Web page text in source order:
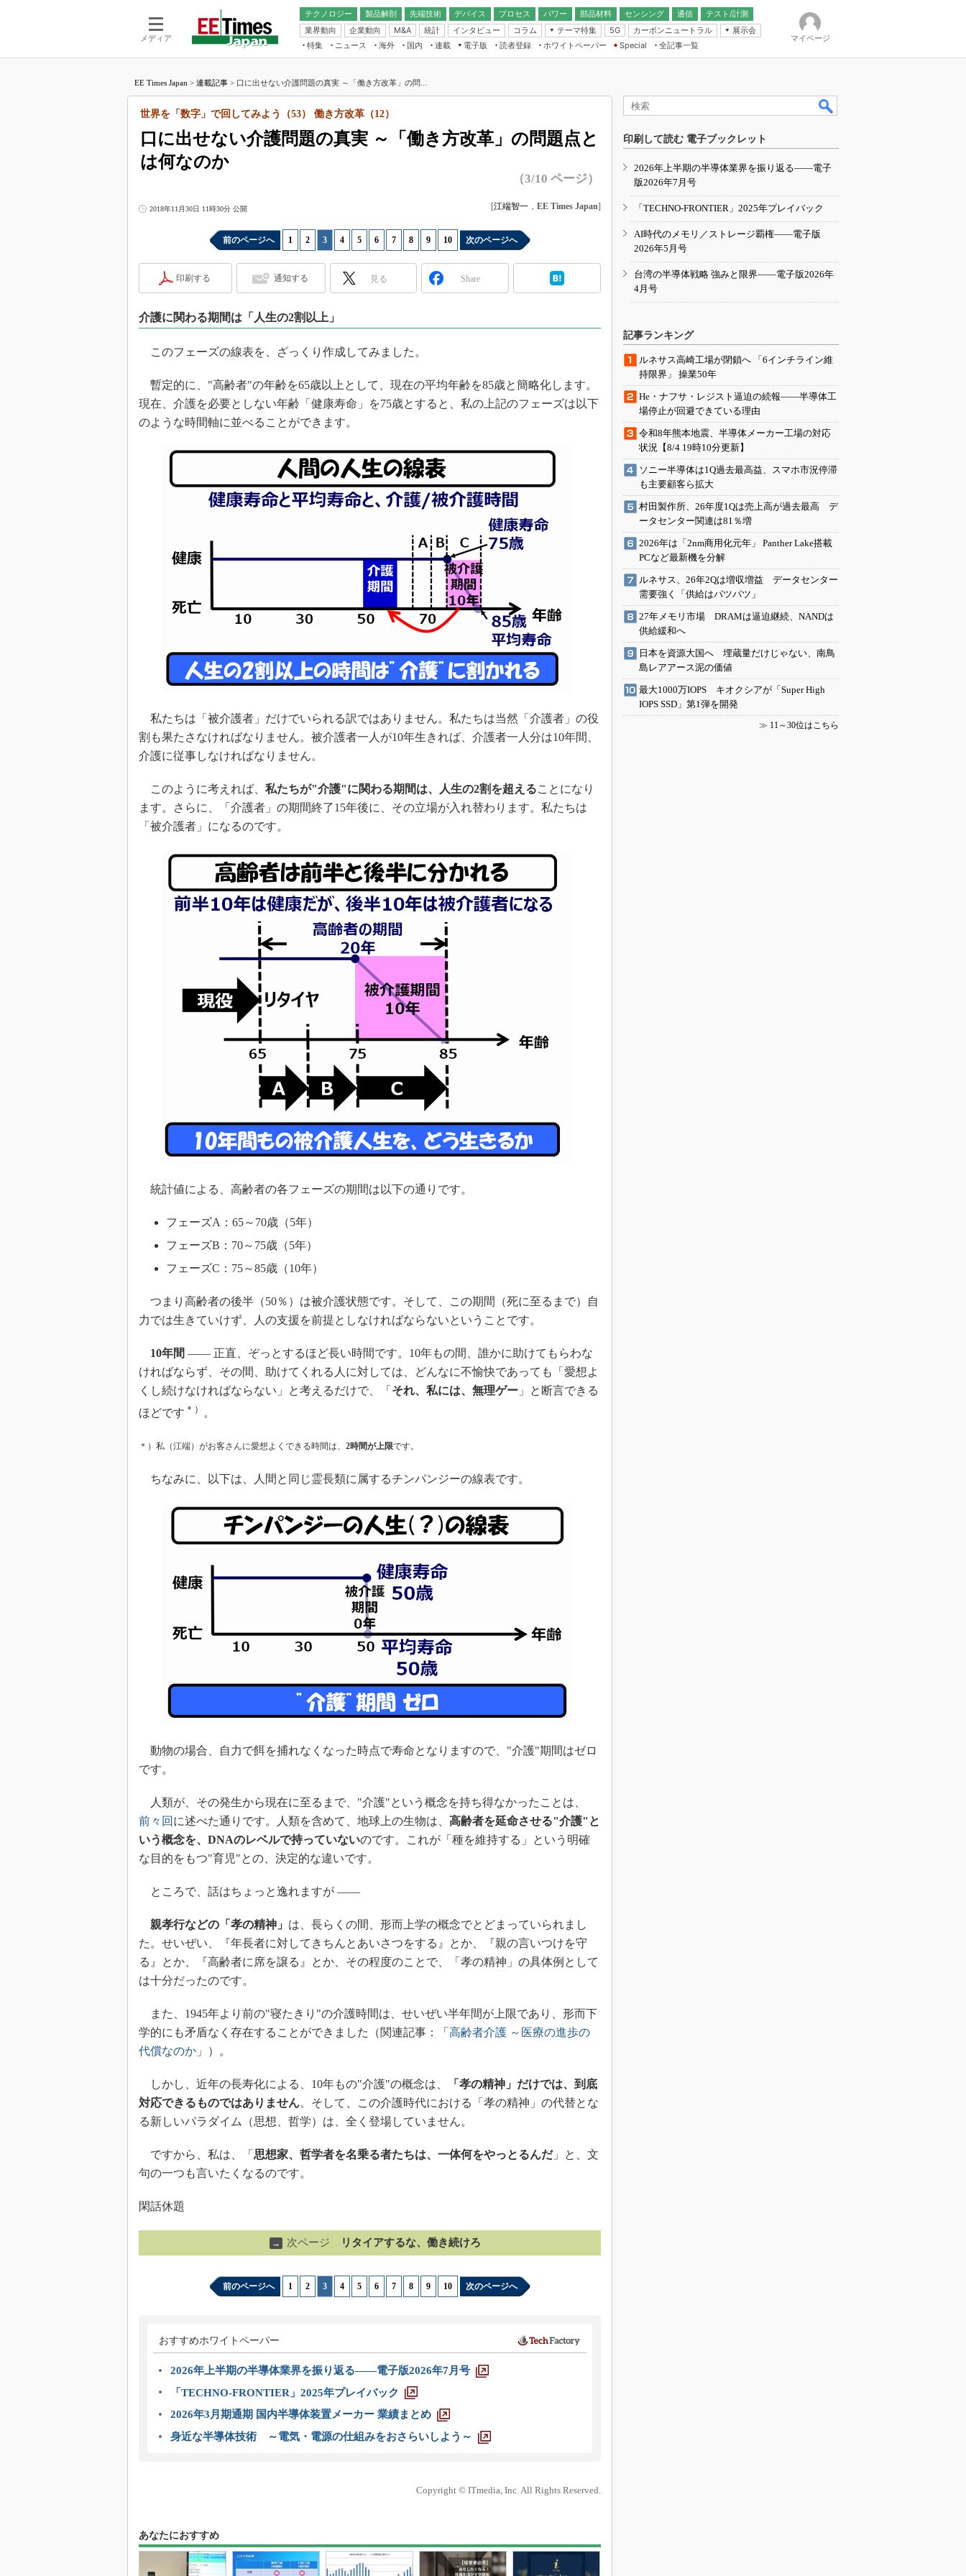
メディア
テクノロジー 製品解剖
先端技術
電池／エネルギー
デバイス
アナログ
マイコン
FPGA
プロセス パワー 部品材料 センシング
通信
無線
テスト/計測
業界動向
企業動向 M&A 統計 インタビュー コラム
テーマ特集
フィジカルAI
読者調査（EE Times Research）
電源設計（EDN Japan）
Japan）
5G カーボンニュートラル
展示会
IoT・エッジコンピューティング
EXPO
TECHNO-FRONTIER
人とくるま展
特集 ニュース 海外 国内
連載
福田昭のデバイス通信
湯之上隆のナノフォーカス
大山聡の業界スコープ
踊るバズワード ～Behind the
Buzzword
この10年で起こったこと、次の10年
で起こること
光伝送技術を知る
“異端児エンジニア”が仕掛けた社内
改革、執念の180日
イノベーションは日本を救うのか
JASA発IoT通信
IHSアナリスト「未来展望」
「英語に愛されないエンジニア」の
ための新行動論
電子版
電子ブックレット
読者登録 ホワイトペーパー
Special
全記事一覧
マイページ
EE Times Japan > 連載記事 > 口に出せない介護問題の真実 ～「働き方改革」の問...
口に出せない介護問題の真実 ～「働き方改革」の問題点と
は何なのか
世界を「数字」で回してみよう（53） 働き方改革（12）
（3/10 ページ）
2018年11月30日 11時30分 公開 [江端智一 ， EE Times Japan]
前のページへ 1 2 3 4 5 6 7 8 9 10 次のページへ
印刷する 通知する 見る Share
介護に関わる期間は「人生の2割以上」
このフェーズの線表を、ざっくり作成してみました。
暫定的に、"高齢者"の年齢を65歳以上として、現在の平均年齢を85歳と簡略化します。
現在、介護を必要としない年齢「健康寿命」を75歳とすると、私の上記のフェーズは以下
のような時間軸に並べることができます。
私たちは「被介護者」だけでいられる訳ではありません。私たちは当然「介護者」の役
割も果たさなければなりません。被介護者一人が10年生きれば、介護者一人分は10年間、
介護に従事しなければなりません。
このように考えれば、 私たちが"介護"に関わる期間は、人生の2割を超えることになり
ます。さらに、「介護者」の期間終了15年後に、その立場が入れ替わります。私たちは
「被介護者」になるのです。
統計値による、高齢者の各フェーズの期間は以下の通りです。
フェーズA：65～70歳（5年）
フェーズB：70～75歳（5年）
フェーズC：75～85歳（10年）
つまり高齢者の後半（50％）は被介護状態です。そして、この期間（死に至るまで）自
力では生きていけず、人の支援を前提としなければならないということです。
10年間 ―― 正直、ぞっとするほど長い時間です。10年もの間、誰かに助けてもらわな
ければならず、その間、助けてくれる人に対しては、どんなに不愉快であっても「愛想よ
くし続けなければならない」と考えるだけで、「 それ、私には、無理ゲー 」と断言できる
ほどです ＊） 。
＊）私（江端）がお客さんに愛想よくできる時間は、 2時間が上限です。
ちなみに、以下は、人間と同じ霊長類に属するチンパンジーの線表です。
動物の場合、自力で餌を捕れなくなった時点で寿命となりますので、"介護"期間はゼロ
です。
人類が、その発生から現在に至るまで、"介護"という概念を持ち得なかったことは、
前々回 に述べた通りです。人類を含めて、地球上の生物は、 高齢者を延命させる"介護"と
いう概念を、DNAのレベルで持っていないのです。これが「種を維持する」という明確
な目的をもつ"育児"との、決定的な違いです。
ところで、話はちょっと逸れますが ――
親孝行などの「孝の精神」 は、長らくの間、形而上学の概念でとどまっていられまし
た。せいぜい、『年長者に対してきちんとあいさつをする』とか、『親の言いつけを守
る』とか、『高齢者に席を譲る』とか、その程度のことで、「孝の精神」の具体例として
は十分だったのです。
また、1945年より前の"寝たきり"の介護時間は、せいぜい半年間が上限であり、形而下
学的にも矛盾なく存在することができました（関連記事：「 高齢者介護 ～医療の進歩の
代償なのか 」）。
しかし、近年の長寿化による、10年もの"介護"の概念は、
「孝の精神」だけでは、到底
対応できるものではありません。そして、この介護時代における「孝の精神」の代替とな
る新しいパラダイム（思想、哲学）は、全く登場していません。
ですから、私は、「 思想家、哲学者を名乗る者たちは、一体何をやっとるんだ」と、文
句の一つも言いたくなるのです。
閑話休題
→ 次ページ リタイアするな、働き続けろ
前のページへ 1 2 3 4 5 6 7 8 9 10 次のページへ
おすすめホワイトペーパー
2026年上半期の半導体業界を振り返る――電子版2026年7月号
「TECHNO-FRONTIER」2025年プレイバック
2026年3月期通期 国内半導体装置メーカー 業績まとめ
身近な半導体技術 ～電気・電源の仕組みをおさらいしよう～
Copyright © ITmedia, Inc. All Rights Reserved.
あなたにおすすめ
印刷して読む 電子ブックレット
2026年上半期の半導体業界を振り返る――電子
版2026年7月号
「TECHNO-FRONTIER」2025年プレイバック
AI時代のメモリ／ストレージ覇権――電子版
2026年5月号
台湾の半導体戦略 強みと限界――電子版2026年
4月号
記事ランキング
ルネサス高崎工場が閉鎖へ 「6インチライン維
持限界」 操業50年
He・ナフサ・レジスト逼迫の続報――半導体工
場停止が回避できている理由
令和8年熊本地震、半導体メーカー工場の対応
状況【8/4 19時10分更新】
ソニー半導体は1Q過去最高益、スマホ市況停滞
も主要顧客ら拡大
村田製作所、26年度1Qは売上高が過去最高 デ
ータセンター関連は81％増
2026年は「2nm商用化元年」 Panther Lake搭載
PCなど最新機を分解
ルネサス、26年2Qは増収増益 データセンター
需要強く「供給はパツパツ」
27年メモリ市場 DRAMは逼迫継続、NANDは
供給緩和へ
日本を資源大国へ 埋蔵量だけじゃない、南鳥
島レアアース泥の価値
最大1000万IOPS キオクシアが「Super High
IOPS SSD」第1弾を開発
≫ 11～30位はこちら